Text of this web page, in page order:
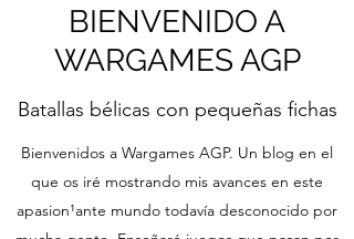
BIENVENIDO A
WARGAMES AGP
Batallas bélicas con pequeñas fichas
Bienvenidos a Wargames AGP. Un blog en el
que os iré mostrando mis avances en este
apasion¹ante mundo todavía desconocido por